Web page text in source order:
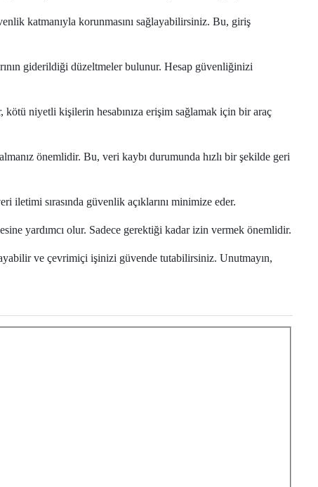
katmanıyla korunmasını sağlayabilirsiniz. Bu, giriş
giderildiği düzeltmeler bulunur. Hesap güvenliğinizi
niyetli kişilerin hesabınıza erişim sağlamak için bir araç
önemlidir. Bu, veri kaybı durumunda hızlı bir şekilde geri
sırasında güvenlik açıklarını minimize eder.
yardımcı olur. Sadece gerektiği kadar izin vermek önemlidir.
ve çevrimiçi işinizi güvende tutabilirsiniz. Unutmayın,